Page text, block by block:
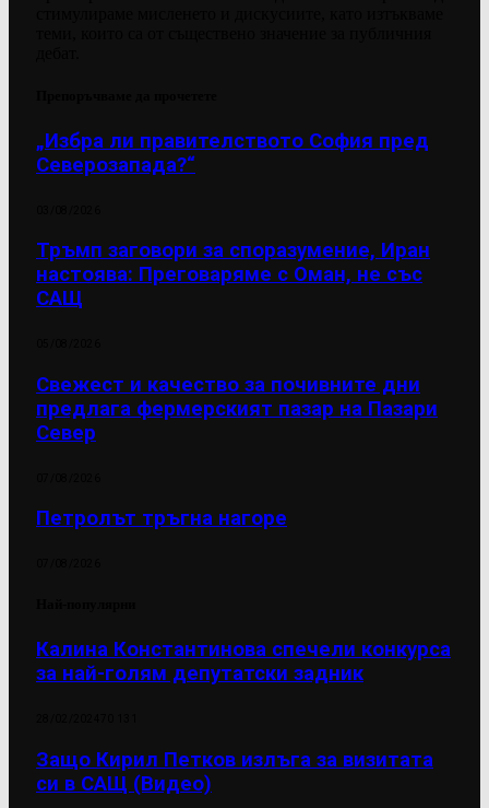
„Избра ли правителството София пред
Северозапада?“
Тръмп заговори за споразумение, Иран
настоява: Преговаряме с Оман, не със
САЩ
Свежест и качество за почивните дни
предлага фермерският пазар на Пазари
Север
Петролът тръгна нагоре
Калина Константинова спечели конкурса
за най-голям депутатски задник
Защо Кирил Петков излъга за визитата
си в САЩ (Видео)